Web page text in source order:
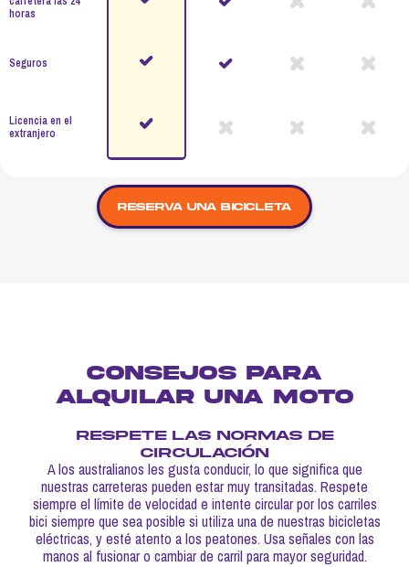
horas
Seguros
Licencia en el
extranjero
Reserva una bicicleta
CONSEJOS PARA
ALQUILAR UNA MOTO
RESPETE LAS NORMAS DE
CIRCULACIÓN
A los australianos les gusta conducir, lo que significa que
nuestras carreteras pueden estar muy transitadas. Respete
siempre el límite de velocidad e intente circular por los carriles
bici siempre que sea posible si utiliza una de nuestras bicicletas
eléctricas, y esté atento a los peatones. Usa señales con las
manos al fusionar o cambiar de carril para mayor seguridad.